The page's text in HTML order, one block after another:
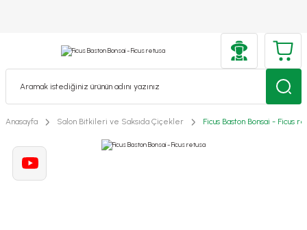
Anasayfa Salon Bitkileri ve Saksıda Çiçekler Ficus Baston Bonsai - Ficus